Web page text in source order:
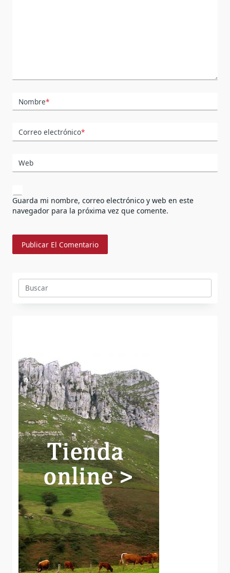
Nombre*
Correo electrónico*
Web
Guarda mi nombre, correo electrónico y web en este
navegador para la próxima vez que comente.
Buscar: